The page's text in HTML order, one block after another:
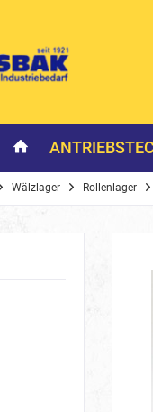
Wälzlager Rollenlager